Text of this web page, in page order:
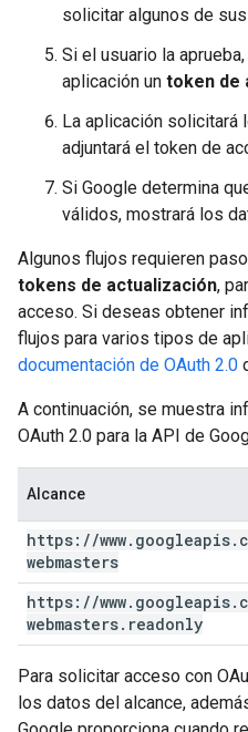
solicitar algunos de
Si el usuario la
aplicación un token de
La aplicación solicitará
adjuntará el token de
Si Google determina
válidos, mostrará los
Algunos flujos requieren
tokens de actualización,
acceso. Si deseas obtener
flujos para varios tipos de
documentación de OAuth 2.0
A continuación, se muestra
OAuth 2.0 para la API de
Alcance
https: //www. googleapis.
webmasters
https: //www. googleapis.
webmasters. readonly
Para solicitar acceso con
los datos del alcance,